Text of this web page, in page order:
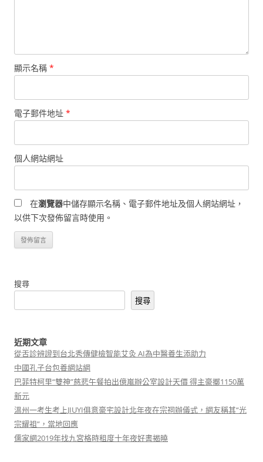
顯示名稱 *
電子郵件地址 *
個人網站網址
在瀏覽器中儲存顯示名稱、電子郵件地址及個人網站網址，
以供下次發佈留言時使用。
搜尋
搜尋
近期文章
從舌診辨證到台北秀傳健檢智能艾灸 AI為中醫養生添助力
中國孔子台包養網站網
巴菲特柯里“雙神”慈悲午餐拍出億嵐辦公室設計天價 得主豪擲1150萬
新元
溫州一考生考上JIUYI俱意豪宅設計北年夜在宗祠辦儀式，網友稱其“光
宗耀祖”，當地回應
儒家網2019年找九宮格時租度十年夜好書揭曉